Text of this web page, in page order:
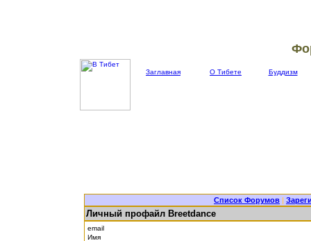
Заглавная О Тибете Буддизм
Список Форумов |
Личный профайл Breetdance
email
Имя